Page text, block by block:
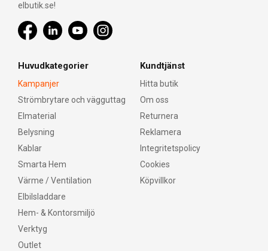
elbutik.se!
Huvudkategorier
Kampanjer
Strömbrytare och vägguttag
Elmaterial
Belysning
Kablar
Smarta Hem
Värme / Ventilation
Elbilsladdare
Hem- & Kontorsmiljö
Verktyg
Outlet
Kundtjänst
Hitta butik
Om oss
Returnera
Reklamera
Integritetspolicy
Cookies
Köpvillkor